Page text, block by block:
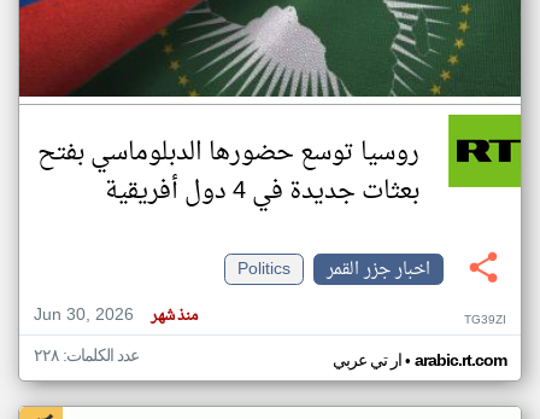
روسيا توسع حضورها الدبلوماسي بفتح
بعثات جديدة في 4 دول أفريقية
اخبار جزر القمر
Politics
Jun 30, 2026
منذ شهر TG39ZI
ار تي عربي• arabic.rt.com عدد الكلمات: ٢٢٨